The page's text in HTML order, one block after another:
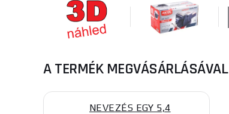
A TERMÉK
NEVEZÉS EGY 5,4